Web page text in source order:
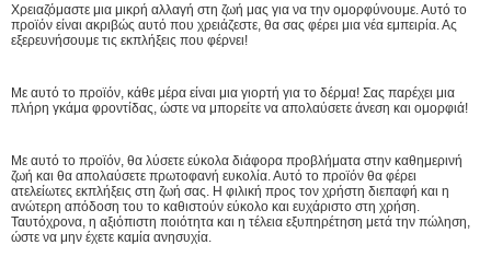
Χρειαζόμαστε μια μικρή αλλαγή στη ζωή μας για να την ομορφύνουμε. Αυτό το
προϊόν είναι ακριβώς αυτό που χρειάζεστε, θα σας φέρει μια νέα εμπειρία. Ας
εξερευνήσουμε τις εκπλήξεις που φέρνει!
Με αυτό το προϊόν, κάθε μέρα είναι μια γιορτή για το δέρμα! Σας παρέχει μια
πλήρη γκάμα φροντίδας, ώστε να μπορείτε να απολαύσετε άνεση και ομορφιά!
Με αυτό το προϊόν, θα λύσετε εύκολα διάφορα προβλήματα στην καθημερινή
ζωή και θα απολαύσετε πρωτοφανή ευκολία. Αυτό το προϊόν θα φέρει
ατελείωτες εκπλήξεις στη ζωή σας. Η φιλική προς τον χρήστη διεπαφή και η
ανώτερη απόδοση του το καθιστούν εύκολο και ευχάριστο στη χρήση.
Ταυτόχρονα, η αξιόπιστη ποιότητα και η τέλεια εξυπηρέτηση μετά την πώληση,
ώστε να μην έχετε καμία ανησυχία.